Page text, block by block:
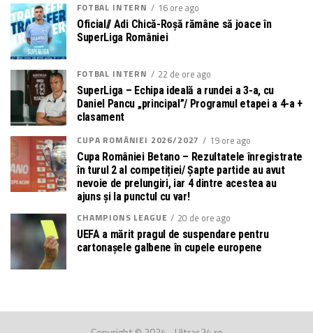
FOTBAL INTERN 16 ore ago
Oficial// Adi Chică-Roșă rămâne să joace în
SuperLiga României
FOTBAL INTERN 22 de ore ago
SuperLiga – Echipa ideală a rundei a 3-a, cu
Daniel Pancu „principal”/ Programul etapei a 4-a +
clasament
CUPA ROMÂNIEI 2026/2027
19 ore ago
Cupa României Betano – Rezultatele înregistrate
în turul 2 al competiției/ Șapte partide au avut
nevoie de prelungiri, iar 4 dintre acestea au
ajuns și la punctul cu var!
CHAMPIONS LEAGUE
20 de ore ago
UEFA a mărit pragul de suspendare pentru
cartonașele galbene în cupele europene